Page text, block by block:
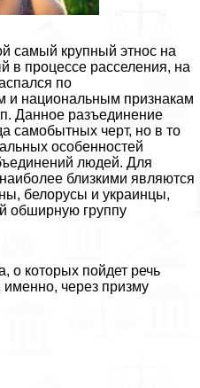
самый крупный этнос на
в процессе расселения, на
по
и национальным признакам
Данное разъединение
самобытных черт, но в то
особенностей
людей. Для
близкими являются
белорусы и украинцы,
обширную группу
о которых пойдет речь
через призму